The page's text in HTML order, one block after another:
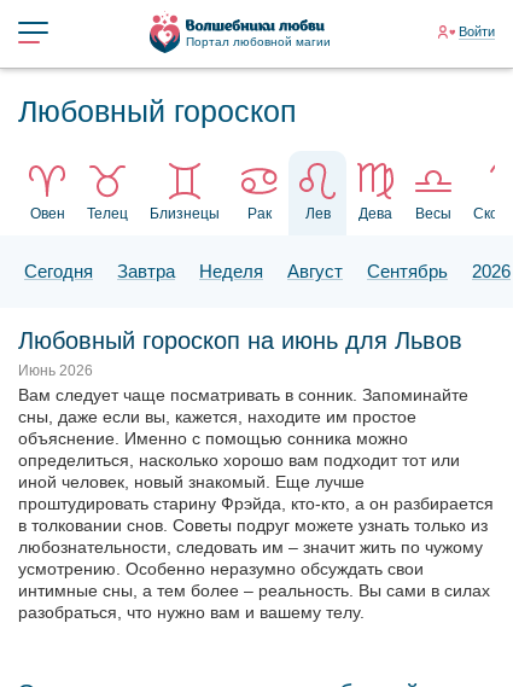
Портал любовной магии
Войти
Любовный гороскоп
Овен Телец Близнецы Рак Лев Дева Весы
Сегодня Завтра Неделя Август Сентябрь 2026
Любовный гороскоп на июнь для Львов
Июнь 2026
Вам следует чаще посматривать в сонник. Запоминайте
сны, даже если вы, кажется, находите им простое
объяснение. Именно с помощью сонника можно
определиться, насколько хорошо вам подходит тот или
иной человек, новый знакомый. Еще лучше
проштудировать старину Фрэйда, кто-кто, а он разбирается
в толковании снов. Советы подруг можете узнать только из
любознательности, следовать им – значит жить по чужому
усмотрению. Особенно неразумно обсуждать свои
интимные сны, а тем более – реальность. Вы сами в силах
разобраться, что нужно вам и вашему телу.